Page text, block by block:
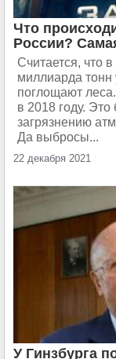
Что
России?
Считается, что
миллиарда тонн
поглощают
в 2018 году.
загрязнению
Да выбросы...
22 декабря 2021
У Гинзбурга